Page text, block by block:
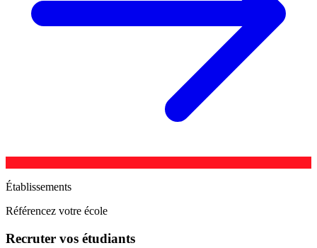
Établissements
Référencez votre école
Recruter vos étudiants